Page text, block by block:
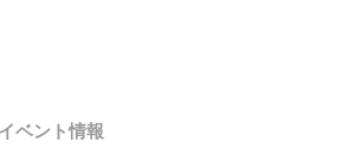
ベント情報